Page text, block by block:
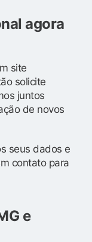
agora
site
solicite
juntos
de novos
seus dados e
contato para
e